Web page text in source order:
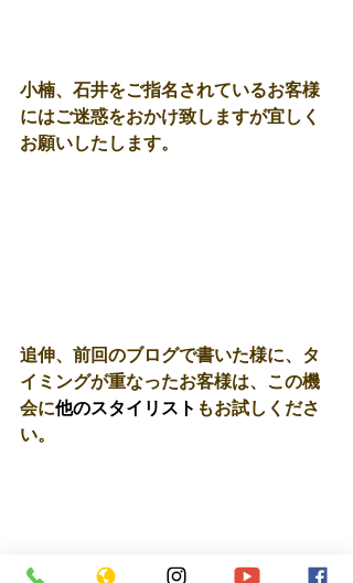
小楠、石井をご指名されているお客様
にはご迷惑をおかけ致しますが宜しく
お願いしたします。
追伸、前回のブログで書いた様に、タ
イミングが重なったお客様は、この機
会に他のスタイリスト もお試しくださ
い。
また、違った世界がのぞけるかもしれ